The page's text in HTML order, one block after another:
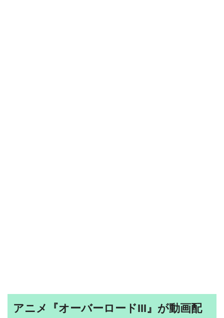
アニメ『オーバーロードIII』が動画配